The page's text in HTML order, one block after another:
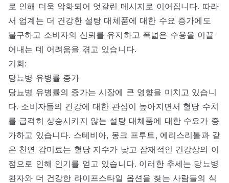
로 인해 더욱 악화되어 엇갈린 메시지로 이어집니다. 따라
서 업계는 더 건강한 설탕 대체품에 대한 수요 증가에도
불구하고 소비자의 신뢰를 유지하고 폭넓은 수용을 이끌
어내는 데 어려움을 겪고 있습니다.
기회:
당뇨병 유병률 증가
당뇨병 유병률의 증가는 시장에 큰 영향을 미치고 있습니
다. 소비자들의 건강에 대한 관심이 높아지면서 혈당 수치
를 급격히 상승시키지 않는 설탕 대체품에 대한 수요가 증
가하고 있습니다. 스테비아, 몽크 프루트, 에리스리톨과 같
은 천연 감미료는 혈당 지수가 낮고 잠재적인 건강상의 이
점으로 인해 인기를 얻고 있습니다. 이러한 추세는 당뇨병
환자와 더 건강한 라이프스타일 옵션을 찾는 사람들의 식